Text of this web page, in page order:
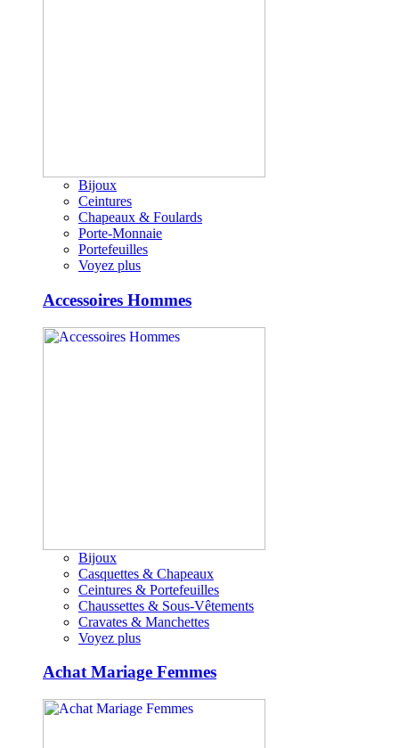
Bijoux
Ceintures
Chapeaux & Foulards
Porte-Monnaie
Portefeuilles
Voyez plus
Accessoires Hommes
Bijoux
Casquettes & Chapeaux
Ceintures & Portefeuilles
Chaussettes & Sous-Vêtements
Cravates & Manchettes
Voyez plus
Achat Mariage Femmes